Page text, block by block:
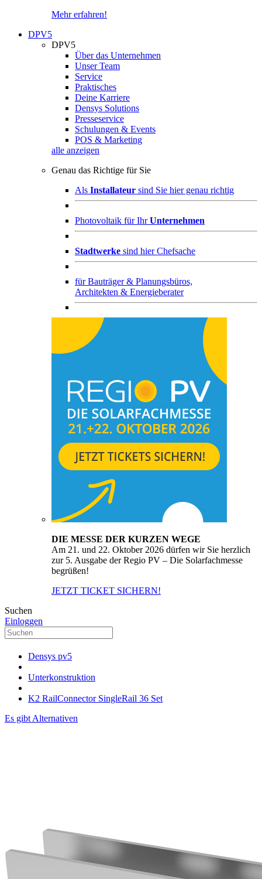
Mehr erfahren!
DPV5
DPV5
Über das Unternehmen
Unser Team
Service
Praktisches
Deine Karriere
Densys Solutions
Presseservice
Schulungen & Events
POS & Marketing
alle anzeigen
Genau das Richtige für Sie
Als Installateur sind Sie hier genau richtig
Photovoltaik für IhrUnternehmen
Stadtwerke sind hier Chefsache
fürBauträger & Planungsbüros,
Architekten & Energieberater
DIE MESSE DER KURZEN WEGE
Am 21. und 22. Oktober 2026 dürfen wir Sie herzlich
zur 5. Ausgabe der Regio PV – Die Solarfachmesse
begrüßen!
JETZT TICKET SICHERN!
Suchen
Einloggen
Densys pv5
Unterkonstruktion
K2 RailConnector SingleRail 36 Set
Es gibt Alternativen